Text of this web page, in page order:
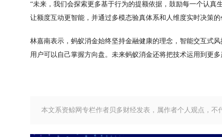
“未来，我们会探索更多基于行为的提额依据，鼓励每一个认真
让额度互动更智能，并通过多模态验真体系和人维度实时决策的
林嘉南表示，蚂蚁消金始终坚持金融健康的理念，智能交互式
用户可以自己掌握方向盘。未来蚂蚁消金还将把技术运用到更
本文系资鲸网专栏作者贝多财经发表，属作者个人观点，不